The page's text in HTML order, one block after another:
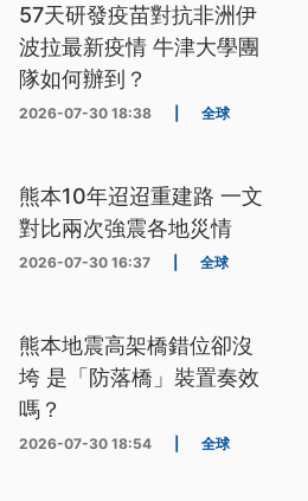
57天研發疫苗對抗非洲伊
波拉最新疫情 牛津大學團
隊如何辦到？
2026-07-30 18:38 全球
熊本10年迢迢重建路 一文
對比兩次強震各地災情
2026-07-30 16:37 全球
熊本地震高架橋錯位卻沒
垮 是「防落橋」裝置奏效
嗎？
2026-07-30 18:54 全球